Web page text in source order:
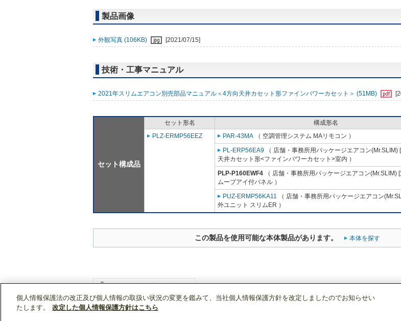
製品画像
外観写真 (106KB) [2021/07/15]
技術・工事マニュアル
2021年スリムエアコン別売部品マニュアル＜4方向天井カセット形ファインパワーカセット＞ (51MB)
セット構成品
セット形名 構成形名
PLZ-ERMP56EEZ
PAR-43MA （ 空調管理システム MAリモコン ）
PL-ERP56EA9 （ 店舗・事務所用パッケージエアコン(Mr.SLIM)
天井カセット形<ファインパワーカセット>室内 ）
PLP-P160EWF4 （ 店舗・事務所用パッケージエアコン(Mr.SLIM)
ムーブアイ付パネル ）
PUZ-ERMP56KA11 （ 店舗・事務所用パッケージエアコン
外ユニット スリムER ）
この製品を使用可能な本体製品があります。 本体を探す
WIN2Kトップ 製品情報
個人情報保護法の改正及び個人情報の取扱い状況の変更を鑑みて、当社個人情報保護方針を改定しましたのでお知らせい
たします。
改定した個人情報保護方針はこちら